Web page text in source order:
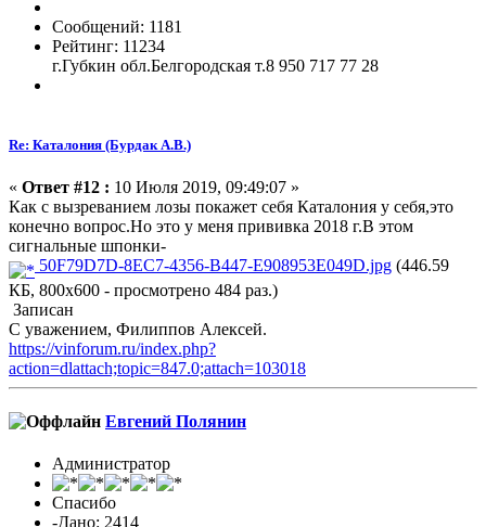
Сообщений: 1181
Рейтинг: 11234
г.Губкин обл.Белгородская т.8 950 717 77 28
Re: Каталония (Бурдак А.В.)
« Ответ #12 : 10 Июля 2019, 09:49:07 »
Как с вызреванием лозы покажет себя Каталония у себя,это
конечно вопрос.Но это у меня прививка 2018 г.В этом
сигнальные шпонки-
50F79D7D-8EC7-4356-B447-E908953E049D.jpg (446.59
КБ, 800x600 - просмотрено 484 раз.)
Записан
С уважением, Филиппов Алексей.
https://vinforum.ru/index.php?
action=dlattach;topic=847.0;attach=103018
Евгений Полянин
Администратор
Спасибо
-Дано: 2414